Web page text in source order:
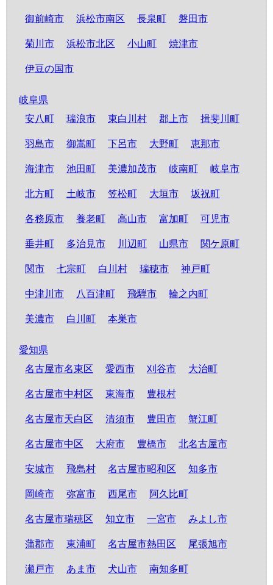
御前崎市 浜松市南区 長泉町 磐田市
菊川市 浜松市北区 小山町 焼津市
伊豆の国市
岐阜県
安八町
瑞浪市 東白川村 郡上市 揖斐川町
羽島市 御嵩町 下呂市 大野町 恵那市
海津市 池田町 美濃加茂市 岐南町 岐阜市
北方町 土岐市 笠松町 大垣市 坂祝町
各務原市 養老町 高山市 富加町 可児市
垂井町 多治見市 川辺町 山県市 関ケ原町
関市 七宗町 白川村 瑞穂市 神戸町
中津川市 八百津町 飛騨市 輪之内町
美濃市 白川町 本巣市
愛知県
名古屋市名東区
愛西市 刈谷市 大治町
名古屋市中村区 東海市 豊根村
名古屋市天白区 清須市 豊田市 蟹江町
名古屋市中区 大府市 豊橋市 北名古屋市
安城市 飛島村 名古屋市昭和区 知多市
岡崎市 弥富市 西尾市 阿久比町
名古屋市瑞穂区 知立市 一宮市 みよし市
蒲郡市 東浦町 名古屋市熱田区 尾張旭市
瀬戸市 あま市 犬山市 南知多町